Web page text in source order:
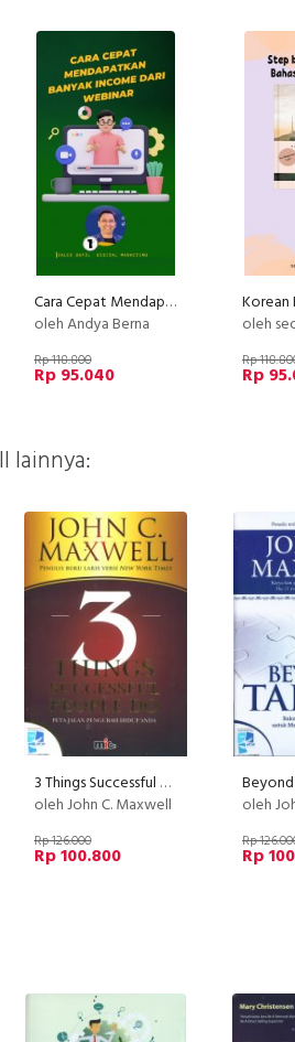
Cara Cepat Mendapatkan Banyak Income dari Webinar
oleh Andya Berna
Rp 118.800
Rp 95.040
oleh
Rp
Rp
lainnya:
3 Things Successful People Do - Perjalanan Mengubah Hidup Anda
oleh John C. Maxwell
Rp 126.000
Rp 100.800
oleh
Rp
Rp